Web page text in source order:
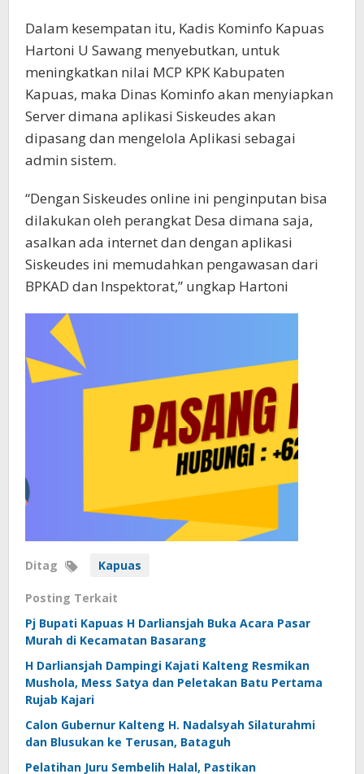
Dalam kesempatan itu, Kadis Kominfo Kapuas
Hartoni U Sawang menyebutkan, untuk
meningkatkan nilai MCP KPK Kabupaten
Kapuas, maka Dinas Kominfo akan menyiapkan
Server dimana aplikasi Siskeudes akan
dipasang dan mengelola Aplikasi sebagai
admin sistem.
“Dengan Siskeudes online ini penginputan bisa
dilakukan oleh perangkat Desa dimana saja,
asalkan ada internet dan dengan aplikasi
Siskeudes ini memudahkan pengawasan dari
BPKAD dan Inspektorat,” ungkap Hartoni
Ditag Kapuas
Posting Terkait
Pj Bupati Kapuas H Darliansjah Buka Acara Pasar
Murah di Kecamatan Basarang
H Darliansjah Dampingi Kajati Kalteng Resmikan
Mushola, Mess Satya dan Peletakan Batu Pertama
Rujab Kajari
Calon Gubernur Kalteng H. Nadalsyah Silaturahmi
dan Blusukan ke Terusan, Bataguh
Pelatihan Juru Sembelih Halal, Pastikan